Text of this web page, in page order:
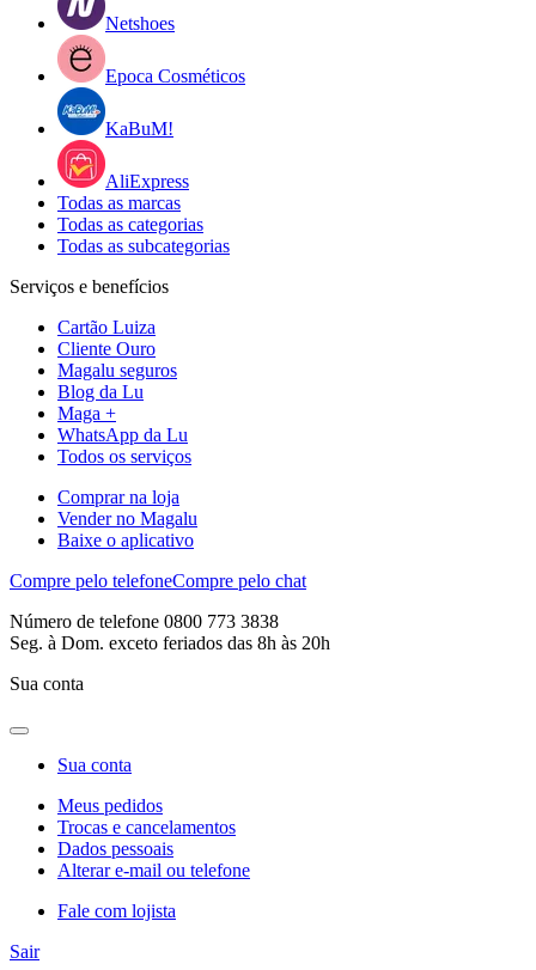
Netshoes
Epoca Cosméticos
KaBuM!
AliExpress
Todas as marcas
Todas as categorias
Todas as subcategorias
Serviços e benefícios
Cartão Luiza
Cliente Ouro
Magalu seguros
Blog da Lu
Maga +
WhatsApp da Lu
Todos os serviços
Comprar na loja
Vender no Magalu
Baixe o aplicativo
Compre pelo telefoneCompre pelo chat
Número de telefone 0800 773 3838
Seg. à Dom. exceto feriados das 8h às 20h
Sua conta
Sua conta
Meus pedidos
Trocas e cancelamentos
Dados pessoais
Alterar e-mail ou telefone
Fale com lojista
Sair